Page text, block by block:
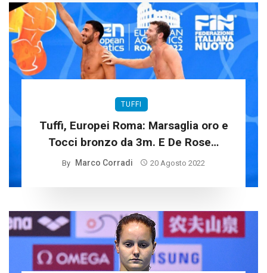
TUFFI
Tuffi, Europei Roma: Marsaglia oro e
Tocci bronzo da 3m. E De Rose…
By Marco Corradi 20 Agosto 2022